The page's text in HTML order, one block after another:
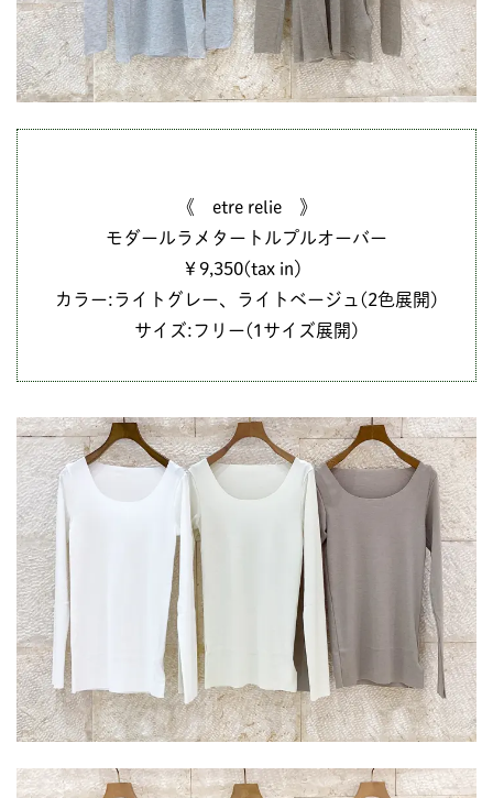
《 etre relie 》
モダールラメタートルプルオーバー
￥9,350(tax in）
カラー:ライトグレー、ライトベージュ(2色展開)
サイズ:フリー(1サイズ展開)